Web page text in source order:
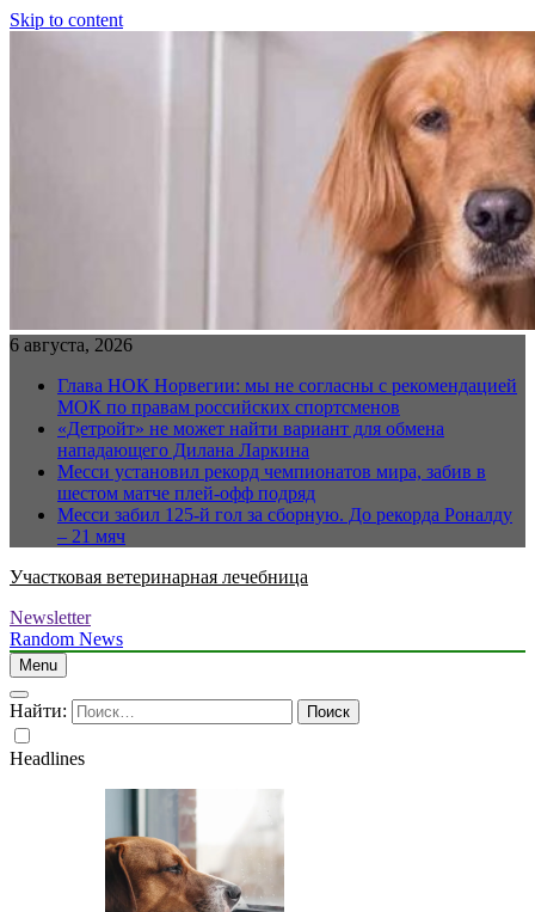
Skip to content
6 августа, 2026
Глава НОК Норвегии: мы не согласны с рекомендацией
МОК по правам российских спортсменов
«Детройт» не может найти вариант для обмена
нападающего Дилана Ларкина
Месси установил рекорд чемпионатов мира, забив в
шестом матче плей‑офф подряд
Месси забил 125-й гол за сборную. До рекорда Роналду
– 21 мяч
Участковая ветеринарная лечебница
Newsletter
Random News
Menu
Найти:
Headlines